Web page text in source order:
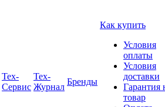
Tex-
Сервис
Тех-
Журнал
Бренды
Как купить
Условия
оплаты
Условия
доставки
Гарантия
товар